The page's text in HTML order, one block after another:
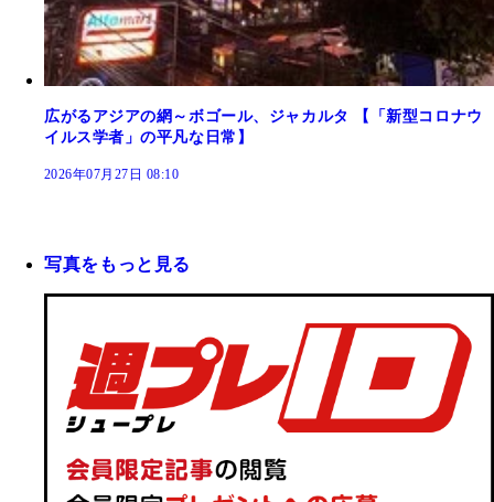
広がるアジアの網～ボゴール、ジャカルタ 【「新型コロナウ
イルス学者」の平凡な日常】
2026年07月27日 08:10
写真をもっと見る